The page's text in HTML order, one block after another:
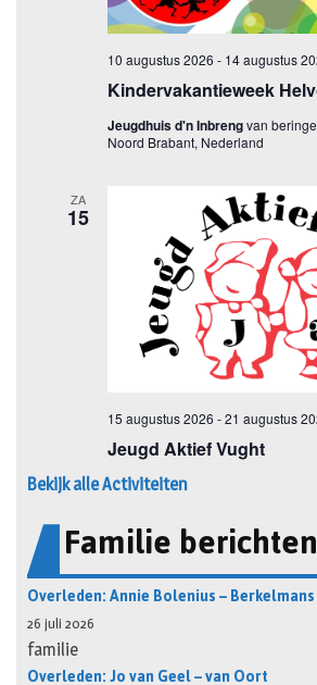
Bekijk alle Activiteiten
Familie berichten
Overleden: Annie Bolenius – Berkelmans
26 juli 2026
familie
Overleden: Jo van Geel – van Oort